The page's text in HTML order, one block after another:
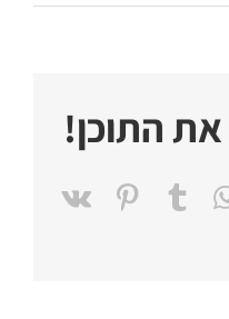
התוכן!
WhatsApp
Tumblr
Pinterest
Vk